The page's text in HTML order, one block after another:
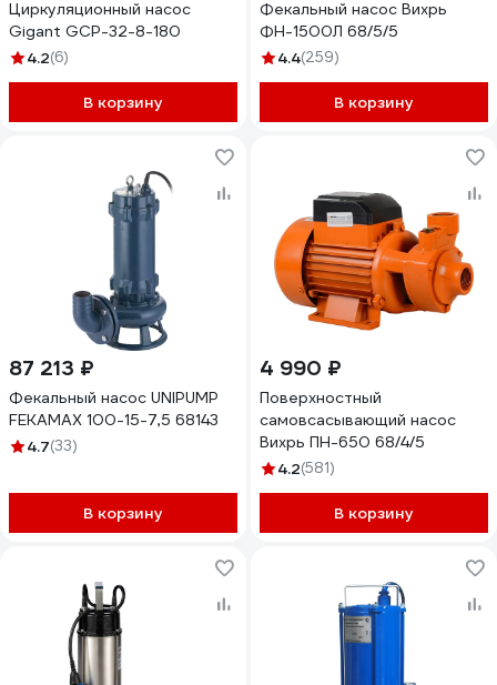
Циркуляционный насос
Gigant GСP-32-8-180
4.2(6)
В корзину
Фекальный насос Вихрь
ФН-1500Л 68/5/5
4.4(259)
В корзину
87 213 ₽
Фекальный насос UNIPUMP
FEKAMAX 100-15-7,5 68143
4.7(33)
В корзину
4 990 ₽
Поверхностный
самовсасывающий насос
Вихрь ПН-650 68/4/5
4.2(581)
В корзину